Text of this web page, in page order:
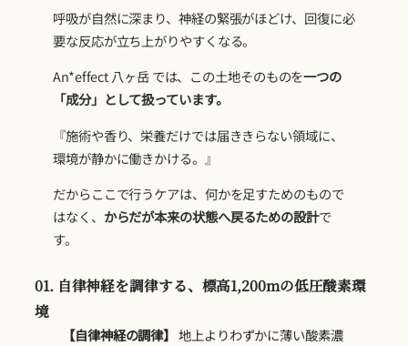
呼吸が自然に深まり、神経の緊張がほどけ、回復に必
要な反応が立ち上がりやすくなる。
An*effect 八ヶ岳 では、この土地そのものを一つの
「成分」として扱っています。
『施術や香り、栄養だけでは届ききらない領域に、
環境が静かに働きかける。』
だからここで行うケアは、何かを足すためのもので
はなく、 からだが本来の状態へ戻るための設計で
す。
01. 自律神経を調律する、標高1,200mの低圧酸素環
境
【自律神経の調律】 地上よりわずかに薄い酸素濃